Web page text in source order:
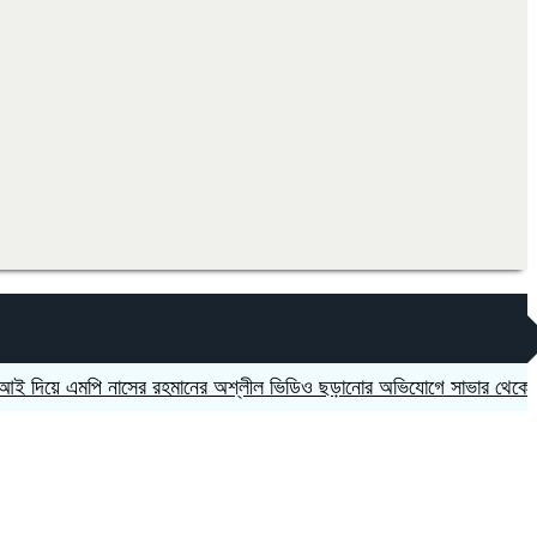
এমপি নাসের রহমানের অশ্লীল ভিডিও ছড়ানোর অভিযোগে সাভার থেকে আসামি